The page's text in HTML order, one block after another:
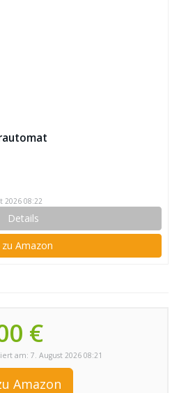
08:22
Details
zu Amazon
€
am: 7. August 2026 08:21
Amazon